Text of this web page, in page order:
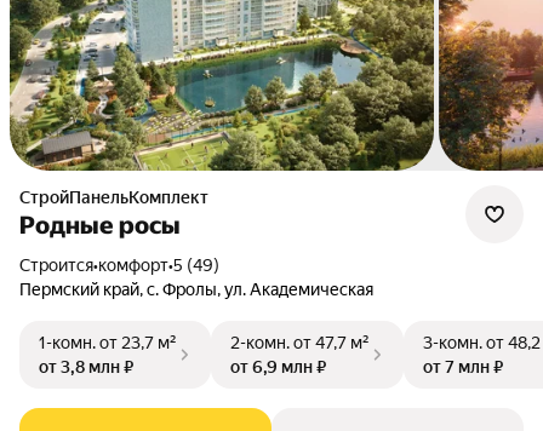
СтройПанельКомплект
Родные росы
Строится•комфорт•5 (49)
Пермский край, с. Фролы, ул. Академическая
1-комн.от 23,7 м²
от 3,8 млн ₽
2-комн.от 47,7 м²
от 6,9 млн ₽
3-комн.от
от 7 млн ₽